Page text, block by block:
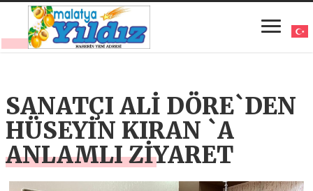
SANATÇI ALİ DÖRE`DEN
HÜSEYİN KIRAN `A
ANLAMLI ZİYARET